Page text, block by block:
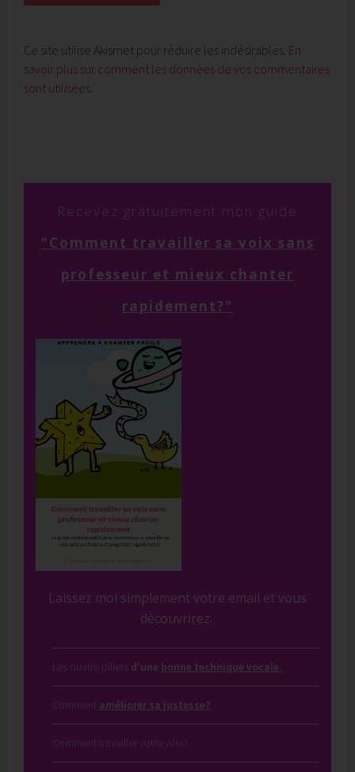
Ce site utilise Akismet pour réduire les indésirables. En
savoir plus sur comment les données de vos commentaires
sont utilisées
Recevez gratuitement mon guide
"Comment travailler sa voix sans
professeur et mieux chanter
rapidement?"
Laissez moi simplement votre email et vous
découvrirez:
Les quatre piliers d'une bonne technique vocale.
Comment améliorer sa justesse?
Comment travailler votre voix?